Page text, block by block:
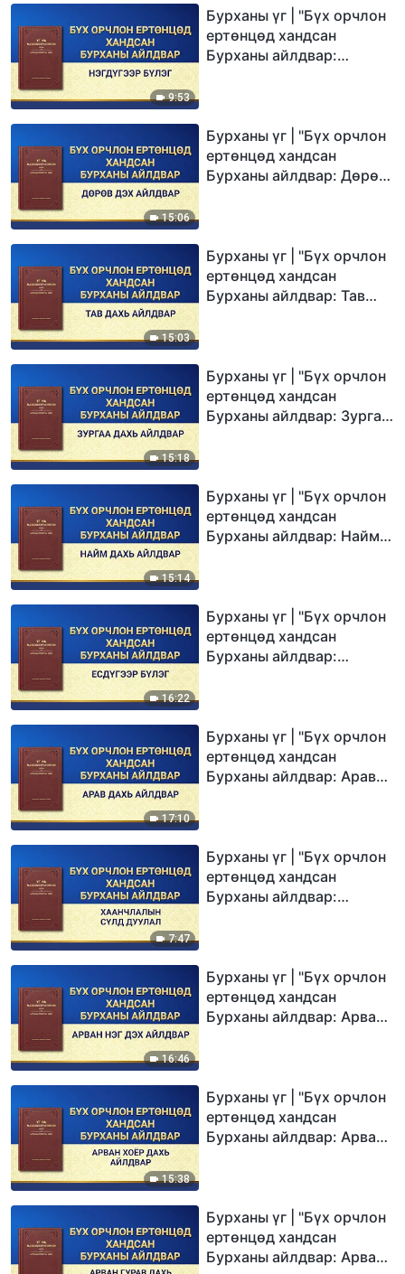
9:53
Бурханы үг | "Бүх орчлон
ертөнцөд хандсан
Бурханы айлдвар:
15:06
Бурханы үг | "Бүх орчлон
ертөнцөд хандсан
Бурханы айлдвар: Дөрөв
15:03
Бурханы үг | "Бүх орчлон
ертөнцөд хандсан
Бурханы айлдвар: Тав
15:18
Бурханы үг | "Бүх орчлон
ертөнцөд хандсан
Бурханы айлдвар: Зургаа
15:14
Бурханы үг | "Бүх орчлон
ертөнцөд хандсан
Бурханы айлдвар: Найм
16:22
Бурханы үг | "Бүх орчлон
ертөнцөд хандсан
Бурханы айлдвар:
17:10
Бурханы үг | "Бүх орчлон
ертөнцөд хандсан
Бурханы айлдвар: Арав
7:47
Бурханы үг | "Бүх орчлон
ертөнцөд хандсан
Бурханы айлдвар:
16:46
Бурханы үг | "Бүх орчлон
ертөнцөд хандсан
Бурханы айлдвар: Арван
15:38
Бурханы үг | "Бүх орчлон
ертөнцөд хандсан
Бурханы айлдвар: Арван
Бурханы үг | "Бүх орчлон
ертөнцөд хандсан
Бурханы айлдвар: Арван